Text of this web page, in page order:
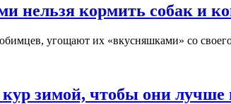
нельзя кормить собак и
угощают их «вкусняшками» со
зимой, чтобы они лучше